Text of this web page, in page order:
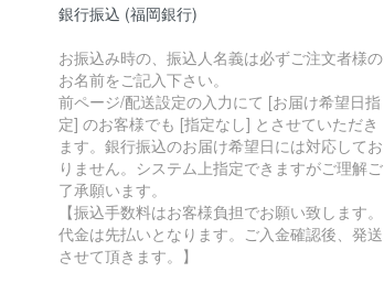
銀行振込 (福岡銀行)
お振込み時の、振込人名義は必ずご注文者様の
お名前をご記入下さい。
前ページ/配送設定の入力にて [お届け希望日指
定] のお客様でも [指定なし] とさせていただき
ます。銀行振込のお届け希望日には対応してお
りません。システム上指定できますがご理解ご
了承願います。
【振込手数料はお客様負担でお願い致します。
代金は先払いとなります。ご入金確認後、発送
させて頂きます。】